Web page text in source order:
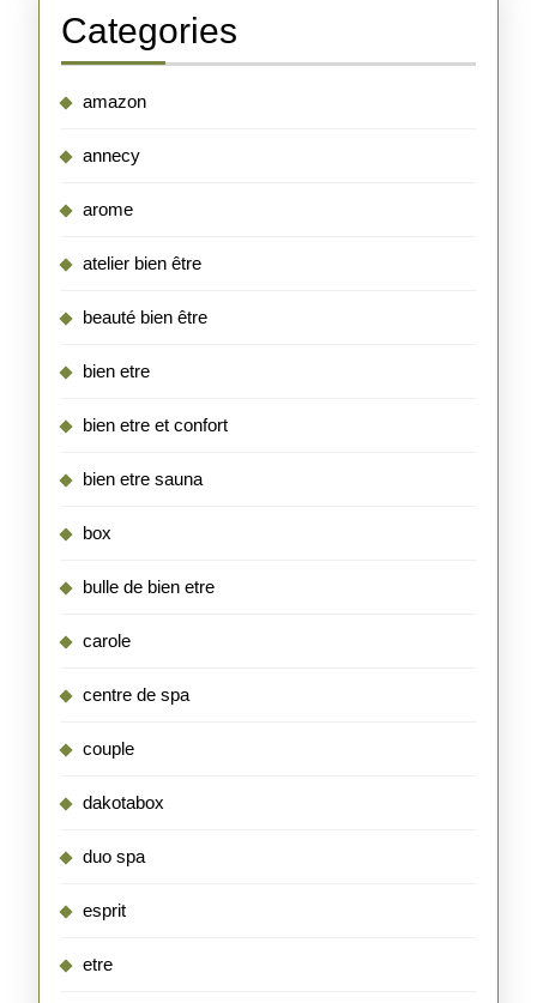
Categories
amazon
annecy
arome
atelier bien être
beauté bien être
bien etre
bien etre et confort
bien etre sauna
box
bulle de bien etre
carole
centre de spa
couple
dakotabox
duo spa
esprit
etre